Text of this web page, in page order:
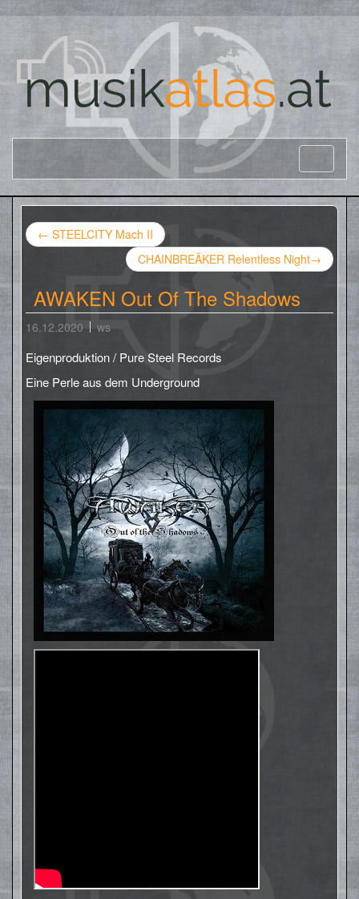
← STEELCITY Mach II
CHAINBREÄKER Relentless Night→
AWAKEN Out Of The Shadows
16.12.2020 ws
Eigenproduktion / Pure Steel Records
Eine Perle aus dem Underground